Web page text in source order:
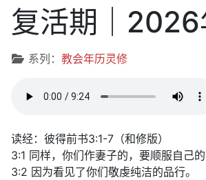
复活期｜2026
文章信息
系列： 教会年历灵修
读经：彼得前书3:1-7（和修版）
3:1 同样，你们作妻子的，要顺服自己
3:2 因为看见了你们敬虔纯洁的品行。